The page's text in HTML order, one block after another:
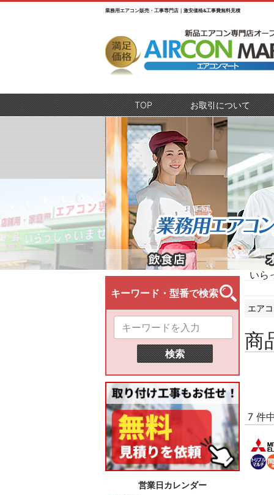
業務用エアコン販売・工事専門店｜激安価格&工事費無料見積
TOP(current) お取引について
いら
エア
商
7 件